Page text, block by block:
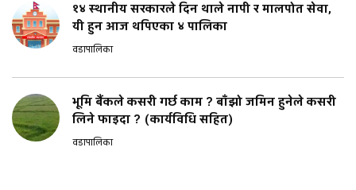
१४ स्थानीय सरकारले दिन थाले नापी र मालपोत सेवा,
यी हुन आज थपिएका ४ पालिका
वडापालिका
भूमि बैंकले कसरी गर्छ काम ? बाँझो जमिन हुनेले कसरी
लिने फाइदा ? (कार्यविधि सहित)
वडापालिका